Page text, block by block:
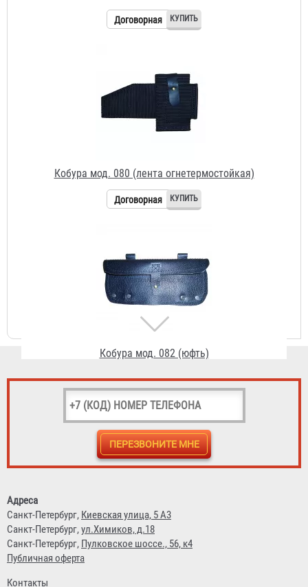
Кобура мод. 080 (лента огнетермостойкая)
Договорная
Кобура мод. 082 (юфть)
Договорная
Кобура мод. 083 (кожа ШС)
Адреса
Санкт-Петербург, Киевская улица, 5 А3
Санкт-Петербург,ул.Химиков, д.18
Санкт-Петербург, Пулковское шоссе., 56, к4
Публичная оферта
Контакты